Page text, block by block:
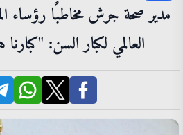
مدير صحة جرش مخاطبًا رؤساء
العالمي لكبار السن: "كبارنا